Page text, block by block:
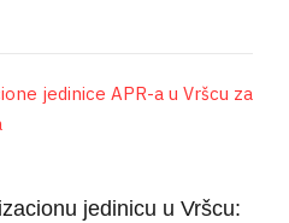
jedinicu u Vršcu: